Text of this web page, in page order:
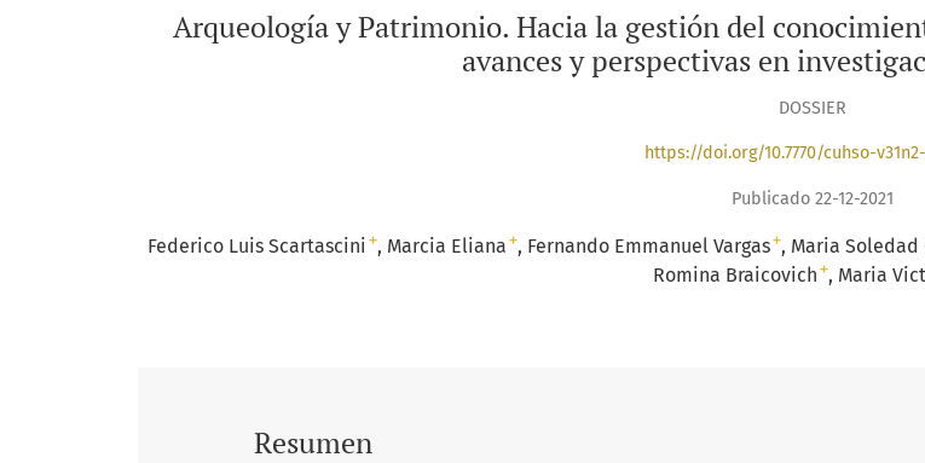
Arqueología y Patrimonio. Hacia la gestión del
avances y perspectivas en
DOSSIER
https://doi.org/10.7770/cuhso-
Publicado 22-12-2021
Federico Luis Scartascini + Marcia Eliana + Fernando Emmanuel Vargas+ Maria Soledad
Romina Braicovich + Maria
Resumen